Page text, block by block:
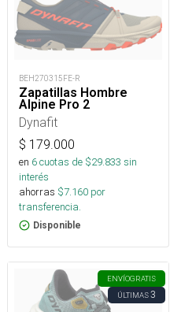
BEH270315FE-R
Zapatillas Hombre
Alpine Pro 2
Dynafit
$ 179.000
en 6cuotas de $29.833 sin
interés
ahorras $7.160 por
transferencia.
Disponible
ENVÍOGRATIS
ÚLTIMAS3